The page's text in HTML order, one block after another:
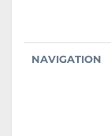
NAVIGATION